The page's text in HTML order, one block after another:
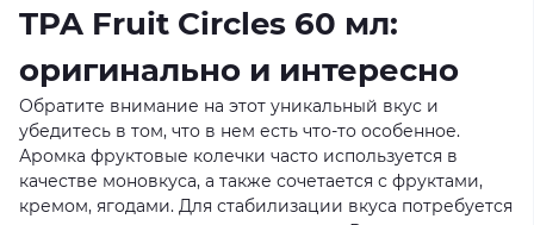
TPA Fruit Circles 60 мл:
оригинально и интересно
Обратите внимание на этот уникальный вкус и
убедитесь в том, что в нем есть что-то особенное.
Аромка фруктовые колечки часто используется в
качестве моновкуса, а также сочетается с фруктами,
кремом, ягодами. Для стабилизации вкуса потребуется